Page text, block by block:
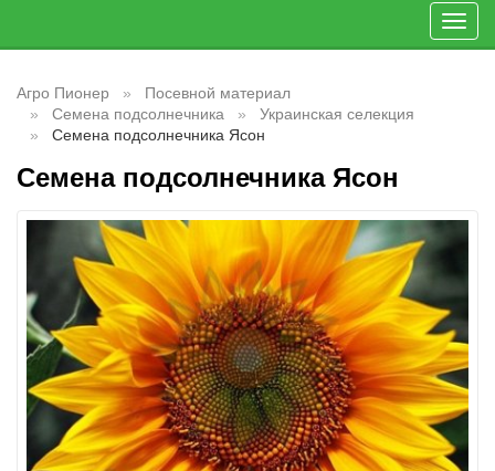
Агро Пионер
Посевной материал
Семена подсолнечника
Украинская селекция
Семена подсолнечника Ясон
Семена подсолнечника Ясон